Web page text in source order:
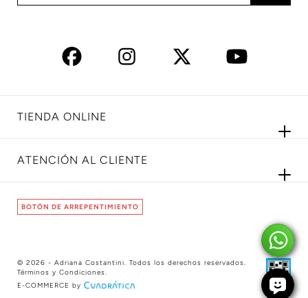
TIENDA ONLINE
ATENCIÓN AL CLIENTE
BOTÓN DE ARREPENTIMIENTO
© 2026 - Adriana Costantini. Todos los derechos reservados.
Términos y Condiciones.
E-COMMERCE by